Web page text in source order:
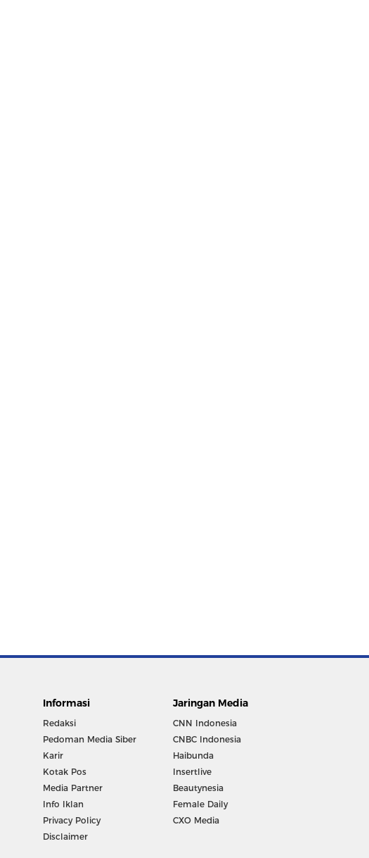
Informasi
Redaksi
Pedoman Media Siber
Karir
Kotak Pos
Media Partner
Info Iklan
Privacy Policy
Disclaimer
Jaringan Media
CNN Indonesia
CNBC Indonesia
Haibunda
Insertlive
Beautynesia
Female Daily
CXO Media